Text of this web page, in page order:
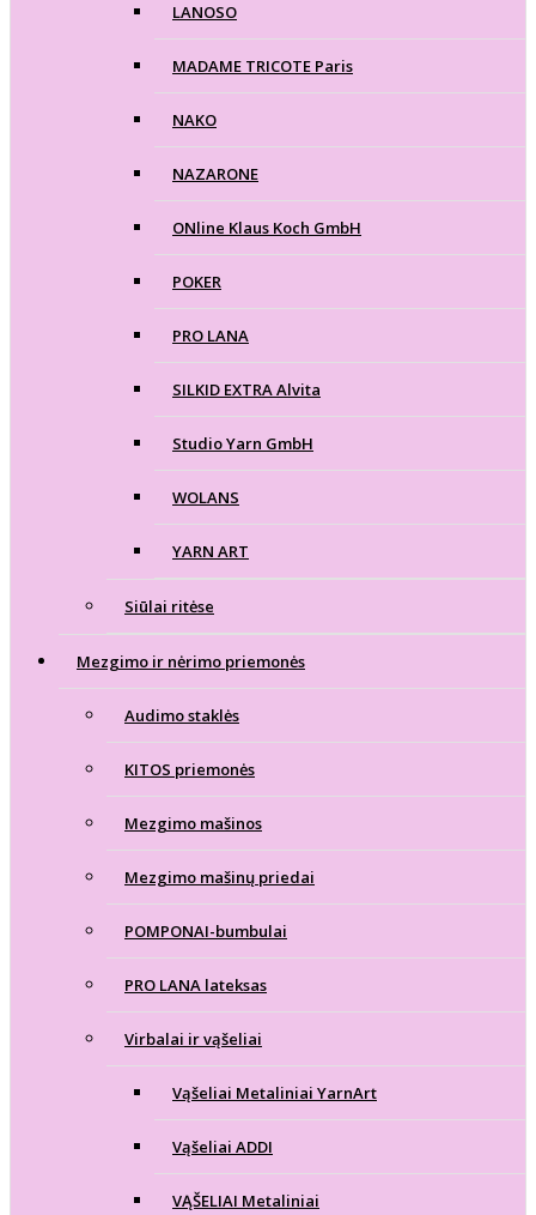
LANOSO
MADAME TRICOTE Paris
NAKO
NAZARONE
ONline Klaus Koch GmbH
POKER
PRO LANA
SILKID EXTRA Alvita
Studio Yarn GmbH
WOLANS
YARN ART
Siūlai ritėse
Mezgimo ir nėrimo priemonės
Audimo staklės
KITOS priemonės
Mezgimo mašinos
Mezgimo mašinų priedai
POMPONAI-bumbulai
PRO LANA lateksas
Virbalai ir vąšeliai
Vąšeliai Metaliniai YarnArt
Vąšeliai ADDI
VĄŠELIAI Metaliniai